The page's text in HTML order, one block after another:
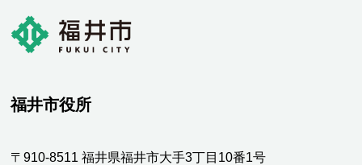
福井市役所
〒910-8511 福井県福井市大手3丁目10番1号